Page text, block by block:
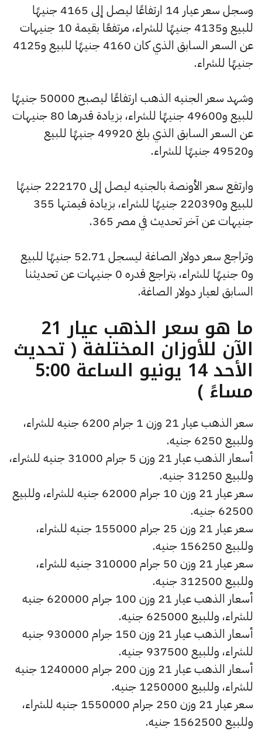
وسجل سعر عيار 14 ارتفاعًا ليصل إلى 4165 جنيهًا
للبيع و4135 جنيهًا للشراء، مرتفعًا بقيمة 10 جنيهات
عن السعر السابق الذي كان 4160 جنيهًا للبيع و4125
جنيهًا للشراء.
وشهد سعر الجنيه الذهب ارتفاعًا ليصبح 50000 جنيهًا
للبيع و49600 جنيهًا للشراء، بزيادة قدرها 80 جنيهات
عن السعر السابق الذي بلغ 49920 جنيهًا للبيع
و49520 جنيهًا للشراء.
وارتفع سعر الأونصة بالجنيه ليصل إلى 222170 جنيهًا
للبيع و220390 جنيهًا للشراء، بزيادة قيمتها 355
جنيهات عن آخر تحديث في مصر 365.
وتراجع سعر دولار الصاغة ليسجل 52.71 جنيهًا للبيع
و0 جنيهًا للشراء، بتراجع قدره 0 جنيهات عن تحديثنا
السابق لعيار دولار الصاغة.
ما هو سعر الذهب عيار 21
الآن للأوزان المختلفة ( تحديث
الأحد 14 يونيو الساعة 5:00
مساءً )
سعر الذهب عيار 21 وزن 1 جرام 6200 جنيه للشراء،
وللبيع 6250 جنيه.
أسعار الذهب عيار 21 وزن 5 جرام 31000 جنيه للشراء،
وللبيع 31250 جنيه.
سعر عيار 21 وزن 10 جرام 62000 جنيه للشراء، وللبيع
62500 جنيه.
سعر عيار 21 وزن 25 جرام 155000 جنيه للشراء،
وللبيع 156250 جنيه.
سعر عيار 21 وزن 50 جرام 310000 جنيه للشراء،
وللبيع 312500 جنيه.
أسعار الذهب عيار 21 وزن 100 جرام 620000 جنيه
للشراء، وللبيع 625000 جنيه.
أسعار الذهب عيار 21 وزن 150 جرام 930000 جنيه
للشراء، وللبيع 937500 جنيه.
أسعار الذهب عيار 21 وزن 200 جرام 1240000 جنيه
للشراء، وللبيع 1250000 جنيه.
سعر عيار 21 وزن 250 جرام 1550000 جنيه للشراء،
وللبيع 1562500 جنيه.